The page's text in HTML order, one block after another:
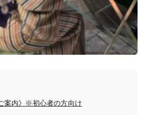
案内》※初心者の方向け